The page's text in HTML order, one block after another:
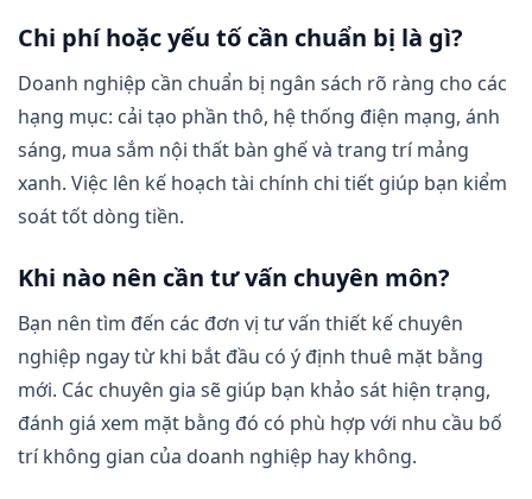
Chi phí hoặc yếu tố cần chuẩn bị là gì?
Doanh nghiệp cần chuẩn bị ngân sách rõ ràng cho các
hạng mục: cải tạo phần thô, hệ thống điện mạng, ánh
sáng, mua sắm nội thất bàn ghế và trang trí mảng
xanh. Việc lên kế hoạch tài chính chi tiết giúp bạn kiểm
soát tốt dòng tiền.
Khi nào nên cần tư vấn chuyên môn?
Bạn nên tìm đến các đơn vị tư vấn thiết kế chuyên
nghiệp ngay từ khi bắt đầu có ý định thuê mặt bằng
mới. Các chuyên gia sẽ giúp bạn khảo sát hiện trạng,
đánh giá xem mặt bằng đó có phù hợp với nhu cầu bố
trí không gian của doanh nghiệp hay không.